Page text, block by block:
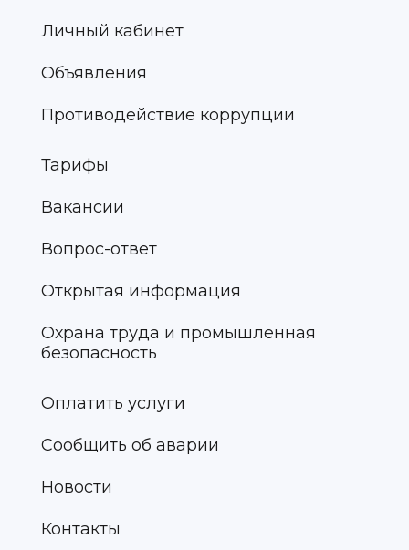
Личный кабинет
Объявления
Противодействие коррупции
Тарифы
Вакансии
Вопрос-ответ
Открытая информация
Охрана труда и промышленная
безопасность
Оплатить услуги
Сообщить об аварии
Новости
Контакты